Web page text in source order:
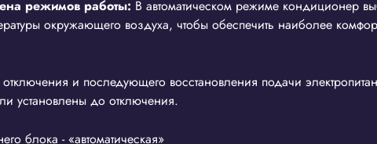
режимов работы: В автоматическом режиме кондиционер
окружающего воздуха, чтобы обеспечить наиболее
и последующего восстановления подачи
установлены до отключения.